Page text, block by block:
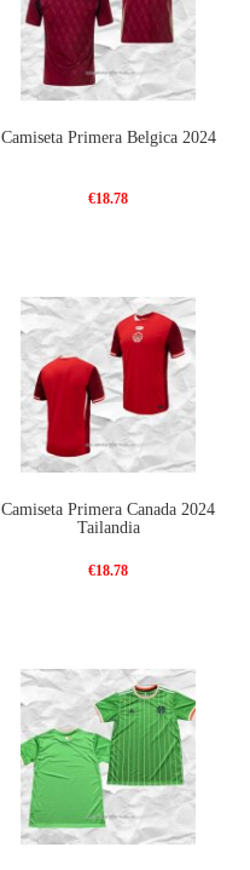
Camiseta Primera Belgica 2024
€18.78
Camiseta Primera Canada 2024
Tailandia
€18.78